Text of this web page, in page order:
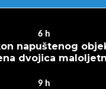
6 h
napuštenog
dvojica
9 h